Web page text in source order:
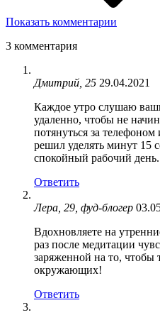
Показать комментарии
3 комментария
Дмитрий, 25 29.04.2021
Каждое утро слушаю
удаленно, чтобы не
потянуться за
решил уделять минут 15
спокойный рабочий
Ответить
Лера, 29, фуд-блогер
Вдохновляете на
раз после медитации
заряженной на то, чтобы
окружающих!
Ответить